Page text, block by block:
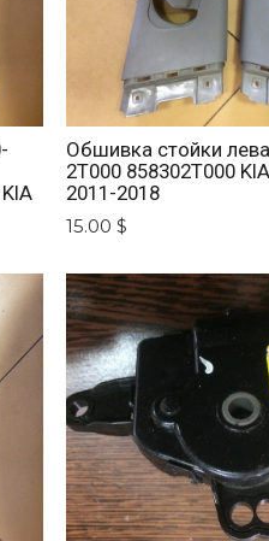
Обшивка стойки
2T000 858302T000
2011-2018
15.00 $